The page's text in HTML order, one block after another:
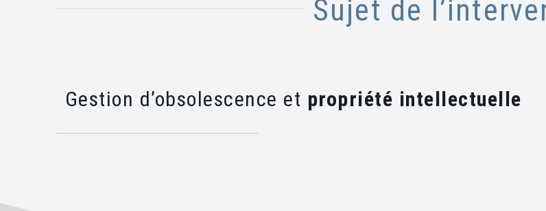
Sujet de
Gestion d’obsolescence et propriété intellectuelle